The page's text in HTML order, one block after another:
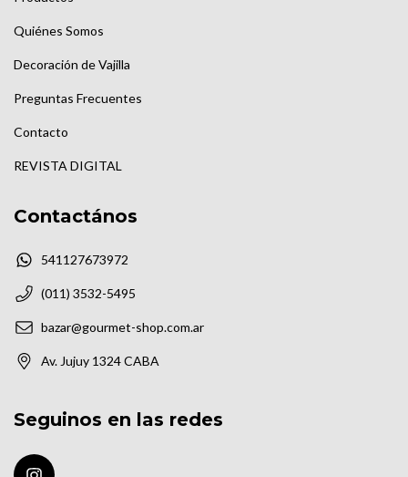
Quiénes Somos
Decoración de Vajilla
Preguntas Frecuentes
Contacto
REVISTA DIGITAL
Contactános
541127673972
(011) 3532-5495
bazar@gourmet-shop.com.ar
Av. Jujuy 1324 CABA
Seguinos en las redes